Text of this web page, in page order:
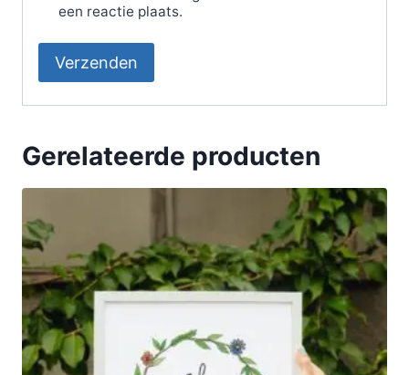
een reactie plaats.
Gerelateerde producten